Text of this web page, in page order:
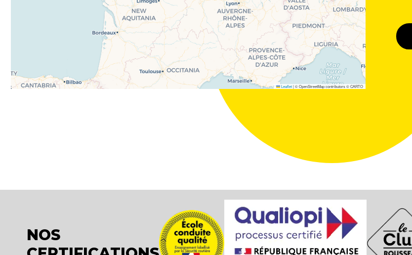
Leaflet |© OpenStreetMap contributors © CARTO
NOS